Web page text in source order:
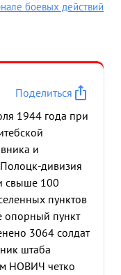
боевых действий
Поделиться
1944 года при
и
дивизия
свыше 100
пунктов
опорный пункт
3064 солдат
штаба
НОВИЧ четко